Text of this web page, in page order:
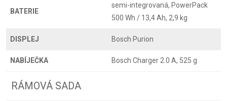
BATERIE
semi-integrovaná, PowerPack
500 Wh / 13,4 Ah, 2,9 kg
DISPLEJ Bosch Purion
NABÍJEČKA Bosch Charger 2.0 A, 525 g
RÁMOVÁ SADA